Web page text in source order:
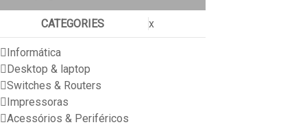
CATEGORIES x
Informática
Desktop & laptop
Switches & Routers
Impressoras
Acessórios & Periféricos